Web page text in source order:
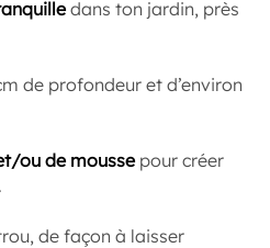
dans ton jardin, près
de profondeur et d’environ
ou de moussepour créer
de façon à laisser